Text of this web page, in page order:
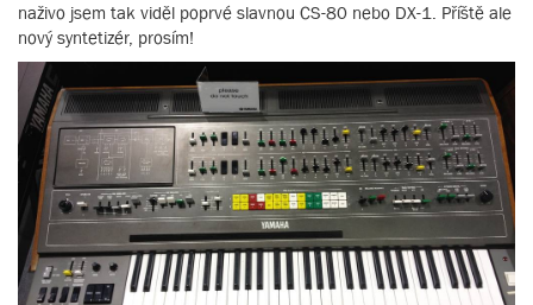
naživo jsem tak viděl poprvé slavnou CS-80 nebo DX-1. Příště ale
nový syntetizér, prosím!